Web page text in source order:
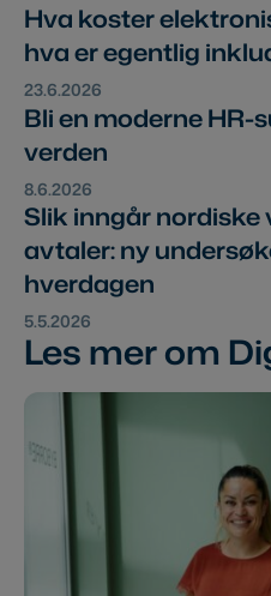
Hva koster
hva er egentlig
23.6.2026
Bli en moderne HR-
verden
8.6.2026
Slik inngår
avtaler: ny
hverdagen
5.5.2026
Les mer om